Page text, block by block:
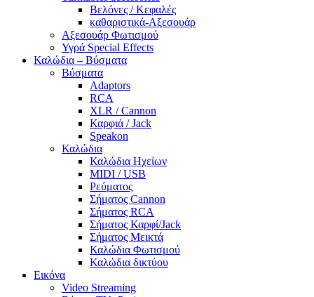
Βελόνες / Κεφαλές
καθαριστικά-Αξεσουάρ
Αξεσουάρ Φωτισμού
Υγρά Special Effects
Καλώδια – Βύσματα
Βύσματα
Adaptors
RCA
XLR / Cannon
Καρφιά / Jack
Speakon
Καλώδια
Καλώδια Ηχείων
MIDI / USB
Ρεύματος
Σήματος Cannon
Σήματος RCA
Σήματος Καρφί/Jack
Σήματος Μεικτά
Καλώδια Φωτισμού
Καλώδια δικτύου
Εικόνα
Video Streaming